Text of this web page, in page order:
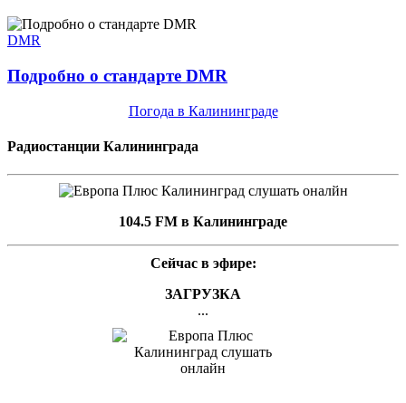
DMR
Подробно о стандарте DMR
Погода в Калининграде
Радиостанции Калининграда
104.5 FM в Калининграде
Сейчас в эфире:
ЗАГРУЗКА
...